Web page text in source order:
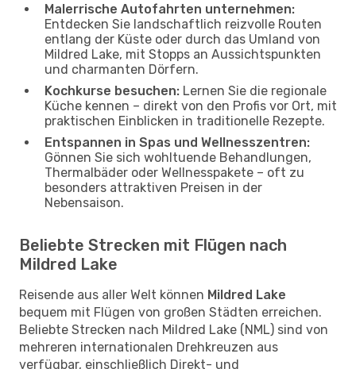
Malerrische Autofahrten unternehmen:
Entdecken Sie landschaftlich reizvolle Routen
entlang der Küste oder durch das Umland von
Mildred Lake, mit Stopps an Aussichtspunkten
und charmanten Dörfern.
Kochkurse besuchen: Lernen Sie die regionale
Küche kennen – direkt von den Profis vor Ort, mit
praktischen Einblicken in traditionelle Rezepte.
Entspannen in Spas und Wellnesszentren:
Gönnen Sie sich wohltuende Behandlungen,
Thermalbäder oder Wellnesspakete – oft zu
besonders attraktiven Preisen in der
Nebensaison.
Beliebte Strecken mit Flügen nach
Mildred Lake
Reisende aus aller Welt können Mildred Lake
bequem mit Flügen von großen Städten erreichen.
Beliebte Strecken nach Mildred Lake (NML) sind von
mehreren internationalen Drehkreuzen aus
verfügbar, einschließlich Direkt- und